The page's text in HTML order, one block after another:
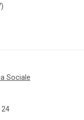
Sociale
24